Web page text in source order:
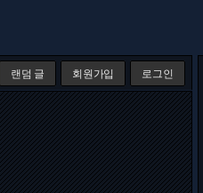
랜덤 글 회원가입 로그인